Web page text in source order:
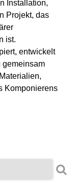
Installation,
Projekt, das
ist.
entwickelt
gemeinsam
Komponierens